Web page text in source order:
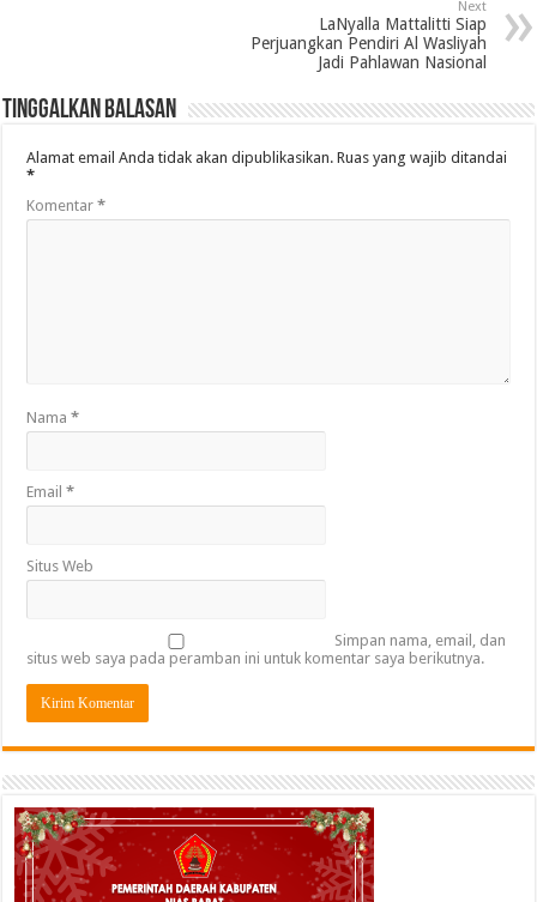
Next
LaNyalla Mattalitti Siap
Perjuangkan Pendiri Al Wasliyah
Jadi Pahlawan Nasional
Tinggalkan Balasan
Alamat email Anda tidak akan dipublikasikan. Ruas yang wajib ditandai
*
Komentar*
Nama*
Email*
Situs Web
Simpan nama, email, dan
situs web saya pada peramban ini untuk komentar saya berikutnya.